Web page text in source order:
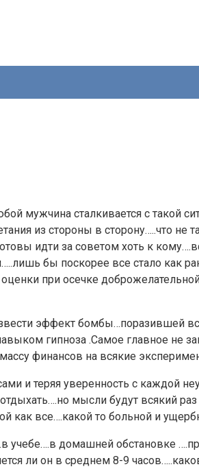
мужчина сталкивается с такой
из стороны в сторону…..что не
идти за советом хоть к
бы поскорее все стало как
при осечке
эффект бомбы…поразившей
гипноза .Самое главное не
финансов на всякие
и теряя уверенность с каждой
мысли будут всякий
как все….какой то больной и
учебе….в домашней обстановке
ли он в среднем 8-9